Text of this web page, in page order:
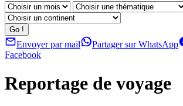
Envoyer par mail Partager sur WhatsApp
Facebook
Reportage de voyage